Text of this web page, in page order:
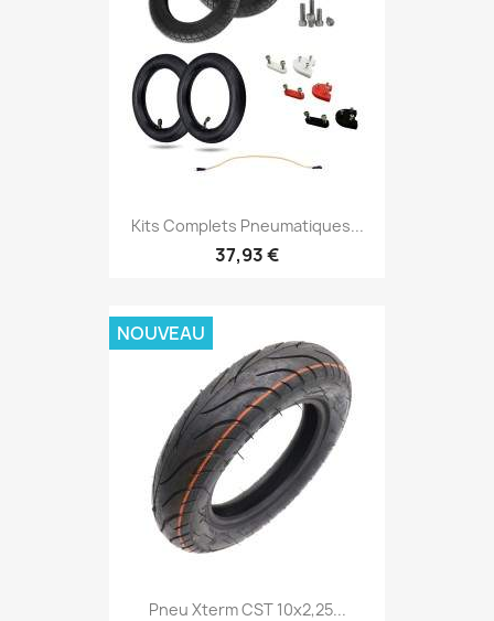
Kits Complets Pneumatiques...
37,93 €
Pneu Xterm CST 10x2,25...
NOUVEAU